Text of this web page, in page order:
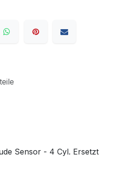
Sensor - 4 Cyl. Ersetzt